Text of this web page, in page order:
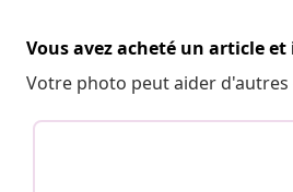
Vous avez acheté un article
Votre photo peut aider d'autres